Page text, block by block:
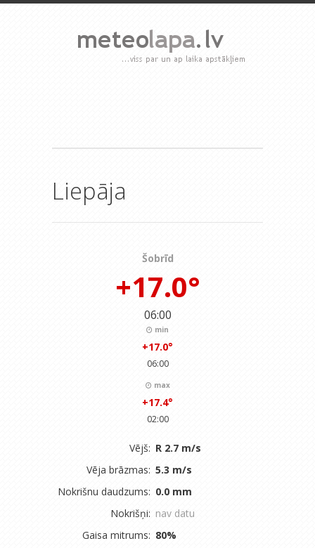
Liepāja
Šobrīd
+17.0°
06:00
min
+17.0°
06:00
max
+17.4°
02:00
Vējš: R 2.7 m/s
Vēja brāzmas: 5.3 m/s
Nokrišnu daudzums: 0.0 mm
Nokrišņi: nav datu
Gaisa mitrums: 80%